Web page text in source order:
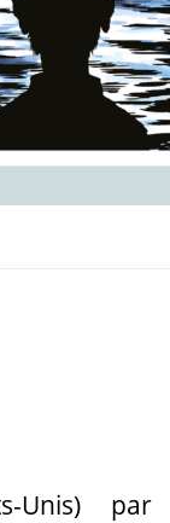
Unis) par